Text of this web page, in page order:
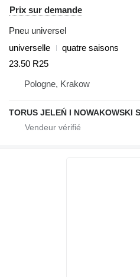
Prix sur demande
Pneu universel
universelle
quatre saisons
23.50 R25
Pologne, Krakow
TORUS JELEŃ I NOWAKOWSKI